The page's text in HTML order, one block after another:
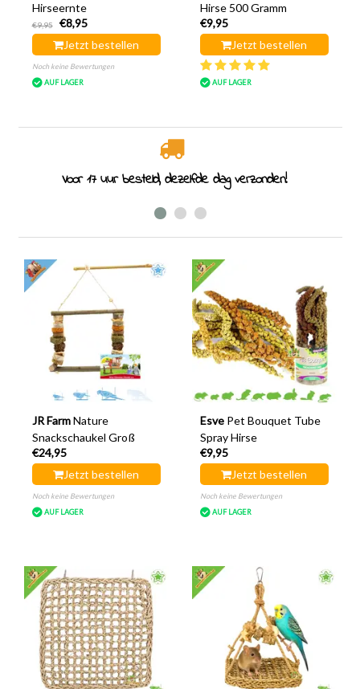
Hirseernte
€9,95
€8,95
Jetzt bestellen
Noch keine Bewertungen
AUF LAGER
Hirse 500 Gramm
€9,95
Jetzt bestellen
AUF LAGER
Voor 17 uur besteld, dezelfde dag verzonden!
JR Farm Nature
Snackschaukel Groß
€24,95
Jetzt bestellen
Noch keine Bewertungen
AUF LAGER
Esve Pet Bouquet Tube
Spray Hirse
€9,95
Jetzt bestellen
Noch keine Bewertungen
AUF LAGER